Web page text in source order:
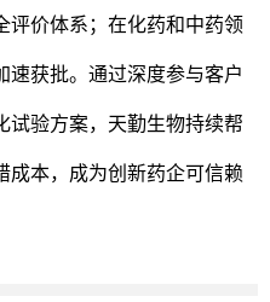
评价体系；在化药和中药领
速获批。通过深度参与客户
试验方案，天勤生物持续帮
成本，成为创新药企可信赖